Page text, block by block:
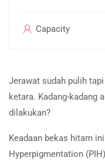
Capacity
Jerawat sudah pulih
ketara. Kadang-kadang
dilakukan?
Keadaan bekas hitam
Hyperpigmentation